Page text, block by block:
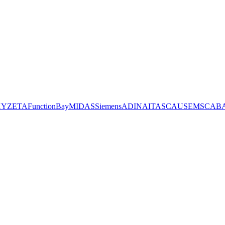
ETAFunctionBayMIDASSiemensADINAITASCAUSEMSC